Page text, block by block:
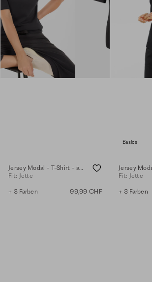
Jersey Modal - T-Shirt - anthra
Fit: Jette
+ 3 Farben 99,99 CHF
Basics
Fit: Jette
+ 3 Farben